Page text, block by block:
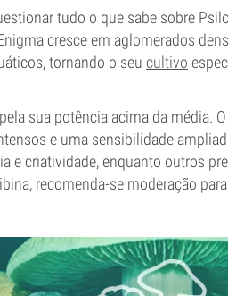
tudo o que sabe sobre
cresce em aglomerados
tornando o seu cultivo
sua potência acima da média.
e uma sensibilidade
e criatividade, enquanto outros
recomenda-se moderação